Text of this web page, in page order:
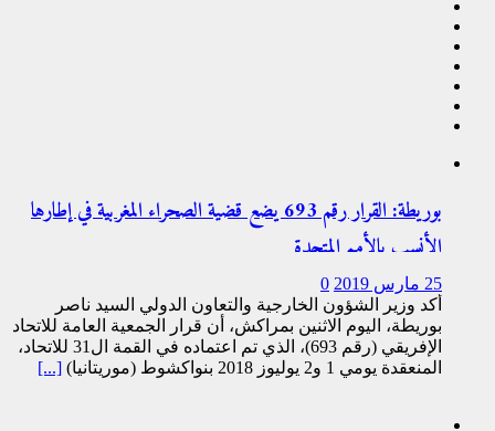
بوريطة: القرار رقم 693 يضع قضية الصحراء المغربية في إطارها
الأنسب بالأمم المتحدة
25 مارس 2019
0
أكد وزير الشؤون الخارجية والتعاون الدولي السيد ناصر
بوريطة، اليوم الاثنين بمراكش، أن قرار الجمعية العامة للاتحاد
الإفريقي (رقم 693)، الذي تم اعتماده في القمة ال31 للاتحاد،
المنعقدة يومي 1 و2 يوليوز 2018 بنواكشوط (موريتانيا)
[...]